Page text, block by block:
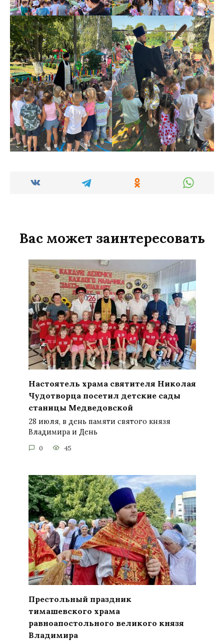
Вас может заинтересовать
Настоятель храма святителя Николая
Чудотворца посетил детские сады
станицы Медведовской
28 июля, в день памяти святого князя
Владимира и День
0 45
Престольный праздник
тимашевского храма
равноапостольного великого князя
Владимира